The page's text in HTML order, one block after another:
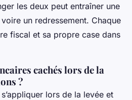
les deux peut entraîner une
un redressement. Chaque
fiscal et sa propre case dans
cachés lors de la
?
lors de la levée et